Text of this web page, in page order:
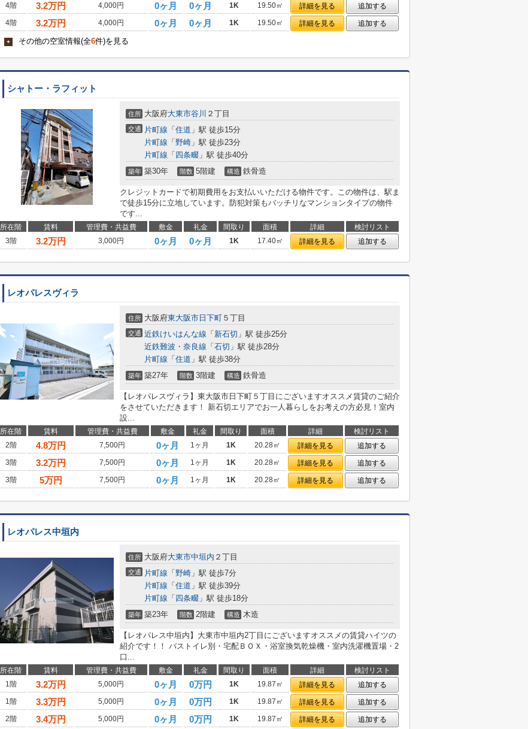
4階
3.2万円 4,000円 0ヶ月 0ヶ月 1K 19.50㎡ 詳細を見る
追加する
4階
3.2万円 4,000円 0ヶ月 0ヶ月 1K 19.50㎡ 詳細を見る 追加する
+ その他の空室情報(全6件)を見る
シャトー・ラフィット
住所 大阪府大東市谷川 ２丁目
交通 片町線 「 住道 」駅 徒歩15分
片町線 「 野崎 」駅 徒歩23分
片町線 「 四条畷 」駅 徒歩40分
築年 築30年 階数 5階建 構造 鉄骨造
クレジットカードで初期費用をお支払いいただける物件です。この物件は、駅ま
で徒歩15分に立地しています。防犯対策もバッチリなマンションタイプの物件
です...
所在階 賃料 管理費・共益費 敷金 礼金 間取り 面積 詳細
検討リスト
3階
3.2万円 3,000円 0ヶ月 0ヶ月 1K 17.40㎡ 詳細を見る 追加する
レオパレスヴィラ
住所 大阪府東大阪市 日下町 ５丁目
交通 近鉄けいはんな線 「 新石切 」駅 徒歩25分
近鉄難波・奈良線 「 石切 」駅 徒歩28分
片町線 「 住道 」駅 徒歩38分
築年 築27年 階数 3階建 構造 鉄骨造
【レオパレスヴィラ】東大阪市日下町５丁目にございますオススメ賃貸のご紹介
をさせていただきます！ 新石切エリアでお一人暮らしをお考えの方必見！室内
設...
所在階 賃料 管理費・共益費 敷金 礼金 間取り 面積 詳細
検討リスト
2階
4.8万円 7,500円 0ヶ月 1ヶ月 1K 20.28㎡ 詳細を見る
追加する
3階
3.2万円 7,500円 0ヶ月 1ヶ月 1K 20.28㎡ 詳細を見る
追加する
3階
5万円 7,500円 0ヶ月 1ヶ月 1K 20.28㎡ 詳細を見る 追加する
レオパレス中垣内
住所 大阪府大東市中垣内 ２丁目
交通 片町線 「 野崎 」駅 徒歩7分
片町線 「 住道 」駅 徒歩39分
片町線 「 四条畷 」駅 徒歩18分
築年 築23年 階数 2階建 構造 木造
【レオパレス中垣内】大東市中垣内2丁目にございますオススメの賃貸ハイツの
紹介です！！ バストイレ別・宅配ＢＯＸ・浴室換気乾燥機・室内洗濯機置場・2
口...
所在階 賃料 管理費・共益費 敷金 礼金 間取り 面積 詳細
検討リスト
1階
3.2万円 5,000円 0ヶ月 0万円 1K 19.87㎡ 詳細を見る
追加する
1階
3.3万円 5,000円 0ヶ月 0万円 1K 19.87㎡ 詳細を見る
追加する
2階
3.4万円 5,000円 0ヶ月 0万円 1K 19.87㎡ 詳細を見る
追加する